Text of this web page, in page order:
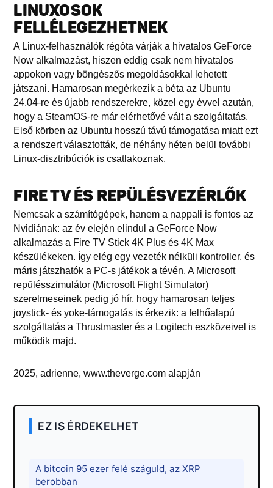
LINUXOSOK
FELLÉLEGEZHETNEK
A Linux-felhasználók régóta várják a hivatalos GeForce
Now alkalmazást, hiszen eddig csak nem hivatalos
appokon vagy böngészős megoldásokkal lehetett
játszani. Hamarosan megérkezik a béta az Ubuntu
24.04-re és újabb rendszerekre, közel egy évvel azután,
hogy a SteamOS-re már elérhetővé vált a szolgáltatás.
Első körben az Ubuntu hosszú távú támogatása miatt ezt
a rendszert választották, de néhány héten belül további
Linux-disztribúciók is csatlakoznak.
FIRE TV ÉS REPÜLÉSVEZÉRLŐK
Nemcsak a számítógépek, hanem a nappali is fontos az
Nvidiának: az év elején elindul a GeForce Now
alkalmazás a Fire TV Stick 4K Plus és 4K Max
készülékeken. Így elég egy vezeték nélküli kontroller, és
máris játszhatók a PC-s játékok a tévén. A Microsoft
repülésszimulátor (Microsoft Flight Simulator)
szerelmeseinek pedig jó hír, hogy hamarosan teljes
joystick- és yoke-támogatás is érkezik: a felhőalapú
szolgáltatás a Thrustmaster és a Logitech eszközeivel is
működik majd.
2025, adrienne, www.theverge.com alapján
EZ IS ÉRDEKELHET
A bitcoin 95 ezer felé száguld, az XRP
berobban